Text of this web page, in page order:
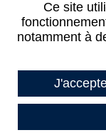
Ce site
notamment à